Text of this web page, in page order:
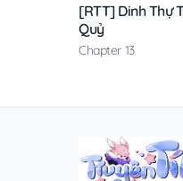
[RTT] Dinh Thự
Quỷ
Chapter 13